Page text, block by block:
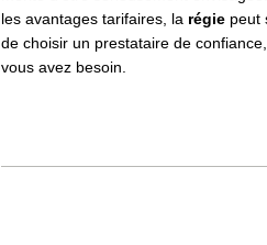
les avantages tarifaires, la régiepeut
de choisir un prestataire de
vous avez besoin.